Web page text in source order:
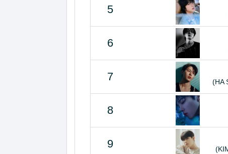
5
6
7
(HA
8
9